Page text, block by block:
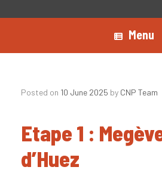
Menu
Posted on 10 June 2025 by CNP Team
Etape 1 :
d’Huez